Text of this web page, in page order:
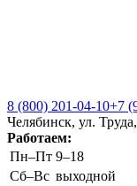
8 (800) 201-04-10+7
Челябинск, ул.
Работаем:
Пн–Пт 9–18
Сб–Вс выходной